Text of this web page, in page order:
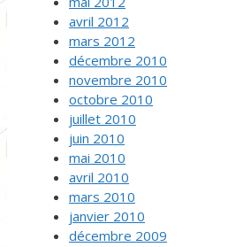
avril 2012
mars 2012
décembre 2010
novembre 2010
octobre 2010
juillet 2010
juin 2010
mai 2010
avril 2010
mars 2010
janvier 2010
décembre 2009